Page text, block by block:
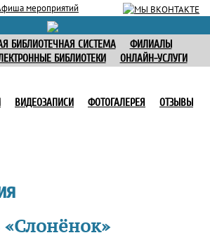
мероприятий
БИБЛИОТЕЧНАЯ СИСТЕМА
ФИЛИАЛЫ
БИБЛИОТЕКИ ОНЛАЙН-УСЛУГИ
ВИДЕОЗАПИСИ ФОТОГАЛЕРЕЯ
ОТЗЫВЫ